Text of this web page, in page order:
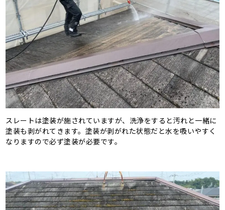
スレートは塗装が施されていますが、洗浄をすると汚れと一緒に
塗装も剥がれてきます。塗装が剥がれた状態だと水を吸いやすく
なりますので必ず塗装が必要です。